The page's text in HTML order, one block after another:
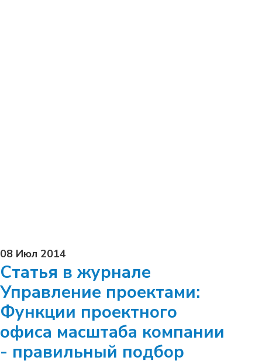
08 Июл 2014
Статья в журнале
Управление проектами:
Функции проектного
офиса масштаба компании
- правильный подбор